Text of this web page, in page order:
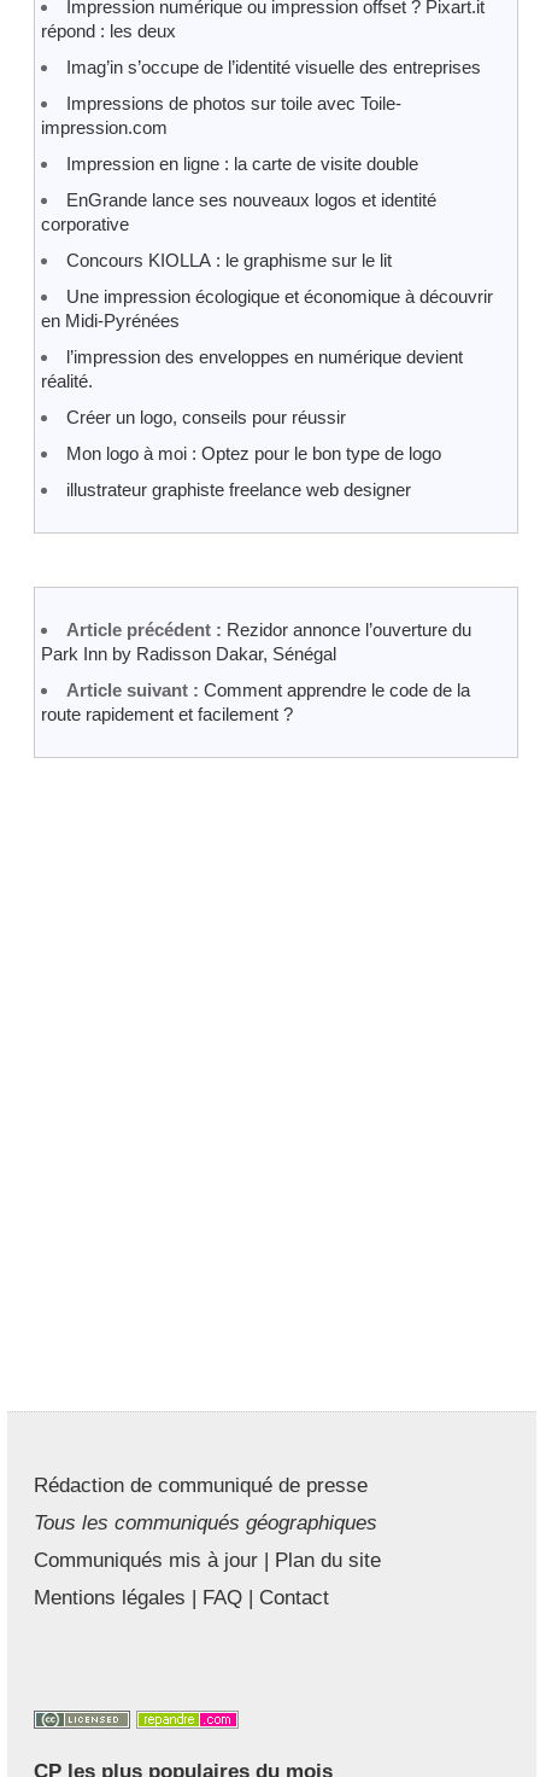
Impression numérique ou impression offset ? Pixart.it
répond : les deux
Imag’in s’occupe de l’identité visuelle des entreprises
Impressions de photos sur toile avec Toile-
impression.com
Impression en ligne : la carte de visite double
EnGrande lance ses nouveaux logos et identité
corporative
Concours KIOLLA : le graphisme sur le lit
Une impression écologique et économique à découvrir
en Midi-Pyrénées
l’impression des enveloppes en numérique devient
réalité.
Créer un logo, conseils pour réussir
Mon logo à moi : Optez pour le bon type de logo
illustrateur graphiste freelance web designer
Article précédent : Rezidor annonce l’ouverture du
Park Inn by Radisson Dakar, Sénégal
Article suivant : Comment apprendre le code de la
route rapidement et facilement ?
Rédaction de communiqué de presse
Tous les communiqués géographiques
Communiqués mis à jour | Plan du site
Mentions légales | FAQ | Contact
CP les plus populaires du mois